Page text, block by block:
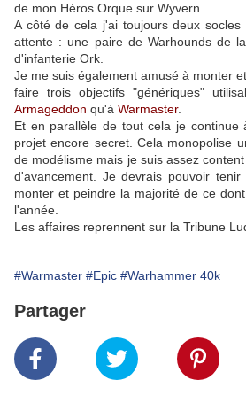
de mon Héros Orque sur Wyvern.
A côté de cela j'ai toujours deux socles
attente : une paire de Warhounds de
d'infanterie Ork.
Je me suis également amusé à monter
faire trois objectifs "génériques"
Armageddon qu'à Warmaster.
Et en parallèle de tout cela je continue
projet encore secret. Cela monopolise
de modélisme mais je suis assez
d'avancement. Je devrais pouvoir
monter et peindre la majorité de ce
l'année.
Les affaires reprennent sur la Tribune
#Warmaster #Epic #Warhammer 40k
Partager